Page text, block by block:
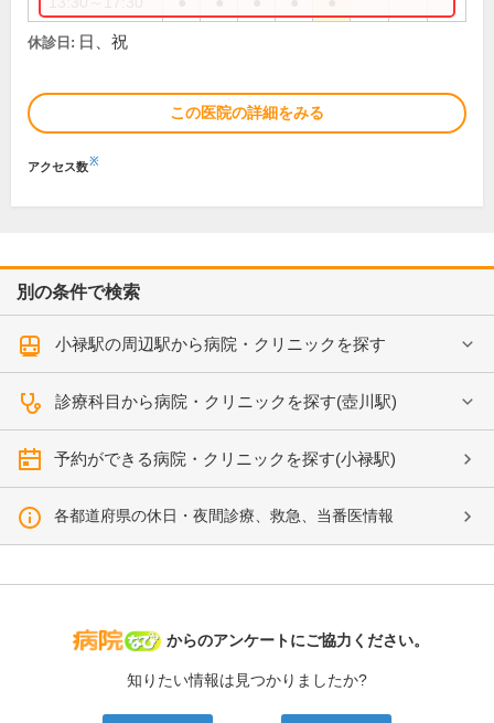
休診日: 日、祝
この医院の詳細をみる
アクセス数※
別の条件で検索
小禄駅の周辺駅から病院・クリニックを探す
診療科目から病院・クリニックを探す(壺川駅)
予約ができる病院・クリニックを探す(小禄駅)
各都道府県の休日・夜間診療、救急、当番医情報
病院なび
からのアンケートにご協力ください。
知りたい情報は見つかりましたか?